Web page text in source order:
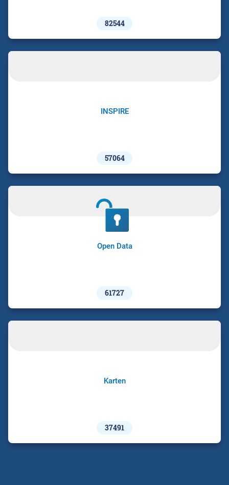
82544
INSPIRE
57064
Open Data
61727
Karten
37491